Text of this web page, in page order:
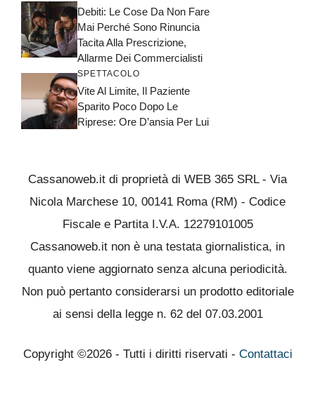
Debiti: Le Cose Da Non Fare
Mai Perché Sono Rinuncia
Tacita Alla Prescrizione,
Allarme Dei Commercialisti
SPETTACOLO
Vite Al Limite, Il Paziente
Sparito Poco Dopo Le
Riprese: Ore D’ansia Per Lui
Cassanoweb.it di proprietà di WEB 365 SRL - Via
Nicola Marchese 10, 00141 Roma (RM) - Codice
Fiscale e Partita I.V.A. 12279101005
Cassanoweb.it non è una testata giornalistica, in
quanto viene aggiornato senza alcuna periodicità.
Non può pertanto considerarsi un prodotto editoriale
ai sensi della legge n. 62 del 07.03.2001
Copyright ©2026 - Tutti i diritti riservati - Contattaci